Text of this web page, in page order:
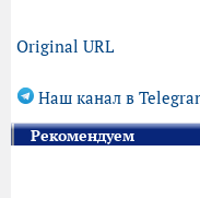
Original URL
Наш канал в
Рекомендуем